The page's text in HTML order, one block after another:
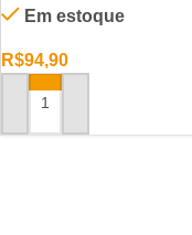
Em estoque
R$94,90
ADICIONAR AO CARRINHO